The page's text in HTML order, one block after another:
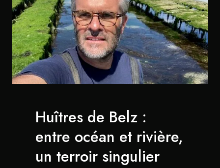
Huîtres de Belz :
entre océan et rivière,
un terroir singulier